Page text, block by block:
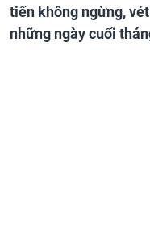
tiến không ngừng,
những ngày cuối